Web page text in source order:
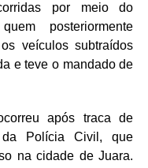
por meio do
posteriormente
veículos subtraídos
e teve o mandado de
após traca de
da Polícia Civil, que
na cidade de Juara.